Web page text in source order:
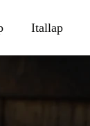
Itallap